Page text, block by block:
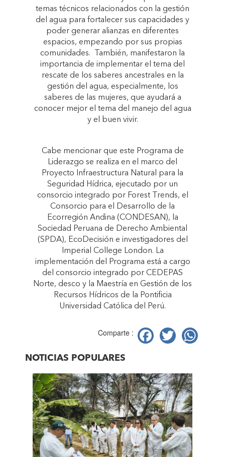
temas técnicos relacionados con la gestión
del agua para fortalecer sus capacidades y
poder generar alianzas en diferentes
espacios, empezando por sus propias
comunidades. También, manifestaron la
importancia de implementar el tema del
rescate de los saberes ancestrales en la
gestión del agua, especialmente, los
saberes de las mujeres, que ayudará a
conocer mejor el tema del manejo del agua
y el buen vivir.
Cabe mencionar que este Programa de
Liderazgo se realiza en el marco del
Proyecto Infraestructura Natural para la
Seguridad Hídrica, ejecutado por un
consorcio integrado por Forest Trends, el
Consorcio para el Desarrollo de la
Ecorregión Andina (CONDESAN), la
Sociedad Peruana de Derecho Ambiental
(SPDA), EcoDecisión e investigadores del
Imperial College London. La
implementación del Programa está a cargo
del consorcio integrado por CEDEPAS
Norte, desco y la Maestría en Gestión de los
Recursos Hídricos de la Pontificia
Universidad Católica del Perú.
Comparte : Facebook
Twitter
NOTICIAS POPULARES